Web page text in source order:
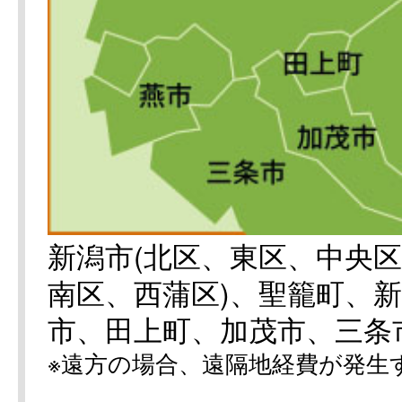
新潟市(北区、東区、中央
南区、西蒲区)、聖籠町、
市、田上町、加茂市、三
※遠方の場合、遠隔地経費が発